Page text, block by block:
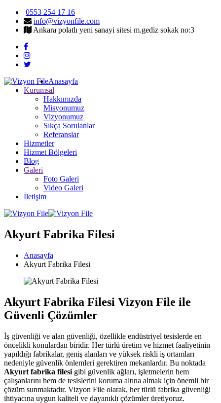
0553 254 17 16
info@vizyonfile.com
Ankara polatlı yeni sanayi sitesi m.gediz sokak no:3
Anasayfa
Kurumsal
Hakkımızda
Misyonumuz
Vizyonumuz
Sıkça Sorulanlar
Referanslar
Hizmetler
Hizmet Bölgeleri
Blog
Galeri
Foto Galeri
Video Galeri
İletişim
Akyurt Fabrika Filesi
Anasayfa
Akyurt Fabrika Filesi
Akyurt Fabrika Filesi Vizyon File ile
Güvenli Çözümler
İş güvenliği ve alan güvenliği, özellikle endüstriyel tesislerde en
öncelikli konulardan biridir. Her türlü üretim ve hizmet faaliyetinin
yapıldığı fabrikalar, geniş alanları ve yüksek riskli iş ortamları
nedeniyle güvenlik önlemleri gerektiren mekanlardır. Bu noktada
Akyurt fabrika filesi gibi güvenlik ağları, işletmelerin hem
çalışanlarını hem de tesislerini koruma altına almak için önemli bir
çözüm sunmaktadır. Vizyon File olarak, her türlü fabrika güvenliği
ihtiyacına uygun kaliteli ve dayanıklı çözümler üretiyoruz.